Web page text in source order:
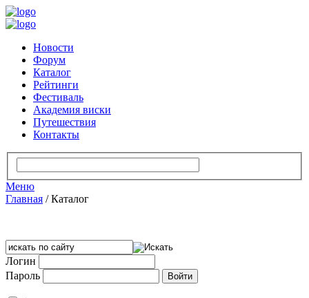
Новости
Форум
Каталог
Рейтинги
Фестиваль
Академия виски
Путешествия
Контакты
Меню
Главная /Каталог
Логин
Пароль